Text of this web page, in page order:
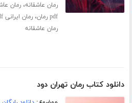
رمان عاشقانه،رمان
pdf رمان
،رمان ایرانی pdf
رمان عاشقانه
دانلود کتاب رمان تهران دود